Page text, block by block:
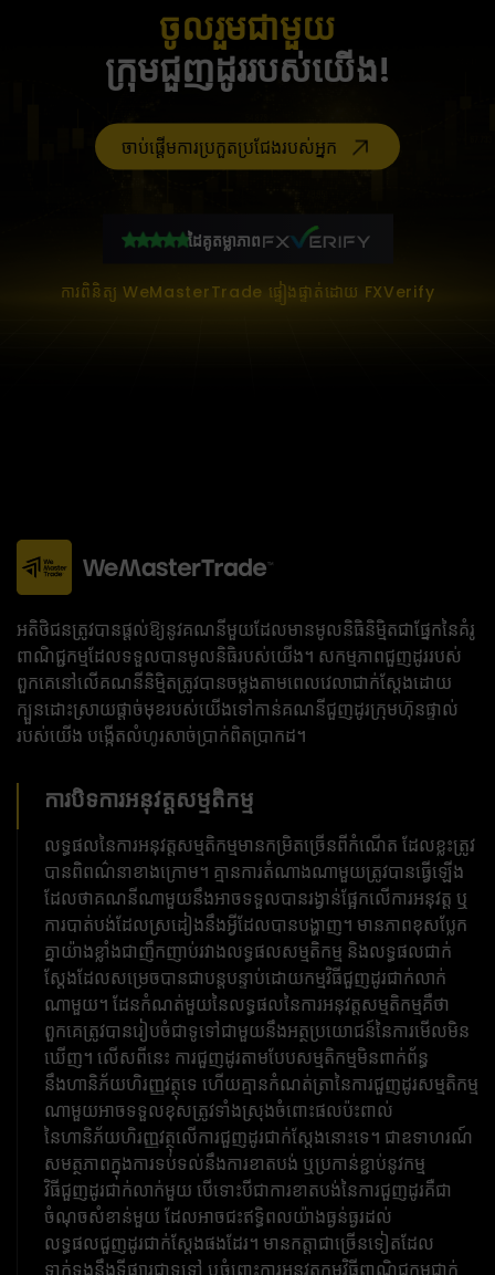
ចូលរួមជាមួយ
ក្រុមជួញដូររបស់យើង!
ចាប់ផ្តើមការប្រកួតប្រជែងរបស់អ្នក
ដៃគូតម្លាភាព
ការពិនិត្យ WeMasterTrade ផ្ទៀងផ្ទាត់ដោយ FXVerify
អតិថិជនត្រូវបានផ្តល់ឱ្យនូវគណនីមួយដែលមានមូលនិធិនិម្មិតជាផ្នែកនៃគំរូ
ពាណិជ្ជកម្មដែលទទួលបានមូលនិធិរបស់យើង។ សកម្មភាពជួញដូររបស់
ពួកគេនៅលើគណនីនិម្មិតត្រូវបានចម្លងតាមពេលវេលាជាក់ស្តែងដោយ
ក្បួនដោះស្រាយផ្តាច់មុខរបស់យើងទៅកាន់គណនីជួញដូរក្រុមហ៊ុនផ្ទាល់
របស់យើង បង្កើតលំហូរសាច់ប្រាក់ពិតប្រាកដ។
ការបិទការអនុវត្តសម្មតិកម្ម
លទ្ធផល​នៃ​ការ​អនុវត្ត​សម្មតិកម្ម​មាន​កម្រិត​ច្រើន​ពី​កំណើត ដែល​ខ្លះ​ត្រូវ​
បាន​ពិពណ៌នា​ខាងក្រោម។ គ្មានការតំណាងណាមួយត្រូវបានធ្វើឡើង
ដែលថាគណនីណាមួយនឹងអាចទទួលបានរង្វាន់ផ្អែកលើការអនុវត្ត ឬ
ការបាត់បង់ដែលស្រដៀងនឹងអ្វីដែលបានបង្ហាញ។ មានភាពខុសប្លែក
គ្នាយ៉ាងខ្លាំងជាញឹកញាប់រវាងលទ្ធផលសម្មតិកម្ម និងលទ្ធផលជាក់
ស្តែងដែលសម្រេចបានជាបន្តបន្ទាប់ដោយកម្មវិធីជួញដូរជាក់លាក់
ណាមួយ។ ដែនកំណត់មួយនៃលទ្ធផលនៃការអនុវត្តសម្មតិកម្មគឺថា
ពួកគេត្រូវបានរៀបចំជាទូទៅជាមួយនឹងអត្ថប្រយោជន៍នៃការមើលមិន
ឃើញ។ លើសពីនេះ ការជួញដូរតាមបែបសម្មតិកម្មមិនពាក់ព័ន្ធ
នឹងហានិភ័យហិរញ្ញវត្ថុទេ ហើយគ្មានកំណត់ត្រានៃការជួញដូរសម្មតិកម្ម
ណាមួយអាចទទួលខុសត្រូវទាំងស្រុងចំពោះផលប៉ះពាល់
នៃហានិភ័យហិរញ្ញវត្ថុលើការជួញដូរជាក់ស្តែងនោះទេ។ ជាឧទាហរណ៍
សមត្ថភាពក្នុងការទប់ទល់នឹងការខាតបង់ ឬប្រកាន់ខ្ជាប់នូវកម្ម
វិធីជួញដូរជាក់លាក់មួយ បើទោះបីជាការខាតបង់នៃការជួញដូរគឺជា
ចំណុចសំខាន់មួយ ដែលអាចជះឥទ្ធិពលយ៉ាងធ្ងន់ធ្ងរដល់
លទ្ធផលជួញដូរជាក់ស្តែងផងដែរ។ មានកត្តាជាច្រើនទៀតដែល
ទាក់ទងនឹងទីផ្សារជាទូទៅ ឬចំពោះការអនុវត្តកម្មវិធីពាណិជ្ជកម្មជាក់